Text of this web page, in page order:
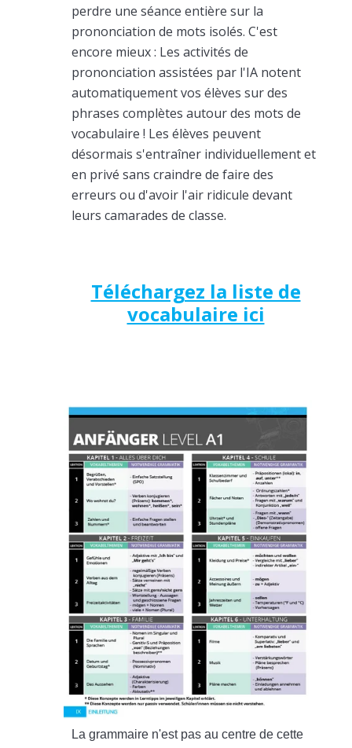
perdre une séance entière sur la
prononciation de mots isolés. C'est
encore mieux : Les activités de
prononciation assistées par l'IA notent
automatiquement vos élèves sur des
phrases complètes autour des mots de
vocabulaire ! Les élèves peuvent
désormais s'entraîner individuellement et
en privé sans craindre de faire des
erreurs ou d'avoir l'air ridicule devant
leurs camarades de classe.
Téléchargez la liste de
vocabulaire ici
La grammaire n'est pas au centre de cette